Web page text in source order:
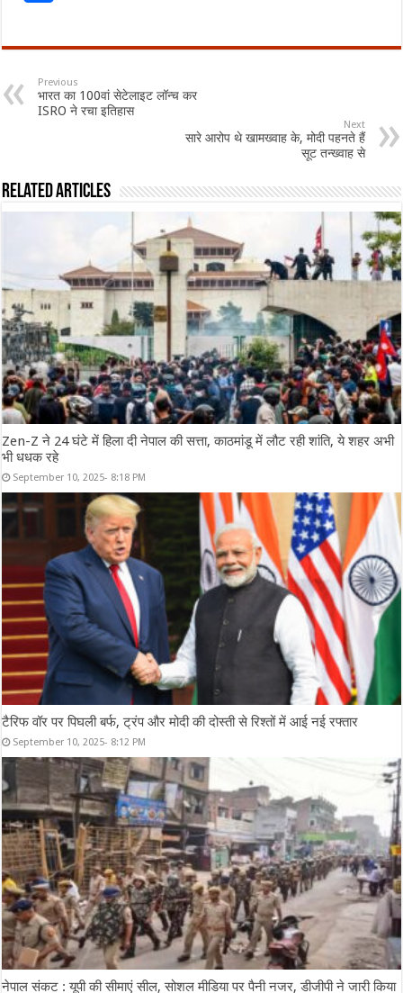
Previous
भारत का 100वां सेटेलाइट लॉन्च कर
ISRO ने रचा इतिहास
Next
सारे आरोप थे खामख्वाह के, मोदी पहनते हैं
सूट तन्ख्वाह से
Related Articles
Zen-Z ने 24 घंटे में हिला दी नेपाल की सत्ता, काठमांडू में लौट रही शांति, ये शहर अभी
भी धधक रहे
September 10, 2025- 8:18 PM
टैरिफ वॉर पर पिघली बर्फ, ट्रंप और मोदी की दोस्ती से रिश्तों में आई नई रफ्तार
September 10, 2025- 8:12 PM
नेपाल संकट : यूपी की सीमाएं सील, सोशल मीडिया पर पैनी नजर, डीजीपी ने जारी किया